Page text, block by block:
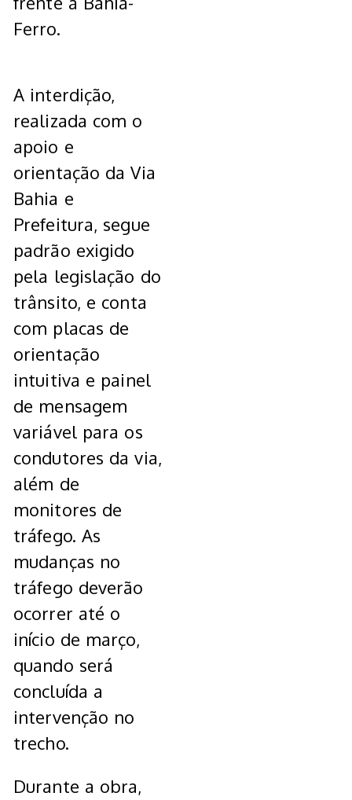
Ferro.
A interdição,
realizada com o
apoio e
orientação da Via
Bahia e
Prefeitura, segue
padrão exigido
pela legislação do
trânsito, e conta
com placas de
orientação
intuitiva e painel
de mensagem
variável para os
condutores da via,
além de
monitores de
tráfego. As
mudanças no
tráfego deverão
ocorrer até o
início de março,
quando será
concluída a
intervenção no
trecho.
Durante a obra,